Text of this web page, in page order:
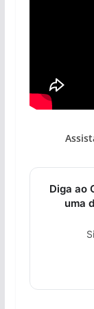
Diga ao
uma